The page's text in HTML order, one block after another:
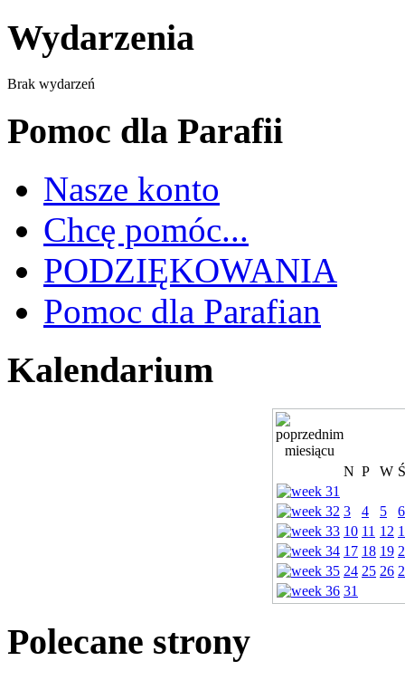
Wydarzenia
Brak wydarzeń
Pomoc dla Parafii
Nasze konto
Chcę pomóc...
PODZIĘKOWANIA
Pomoc dla Parafian
Kalendarium
N P W Ś
3 4 5
6
10 11 12
17 18 19
24 25 26
31
Polecane strony